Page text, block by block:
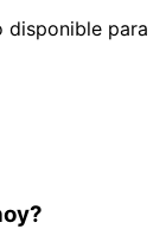
disponible para